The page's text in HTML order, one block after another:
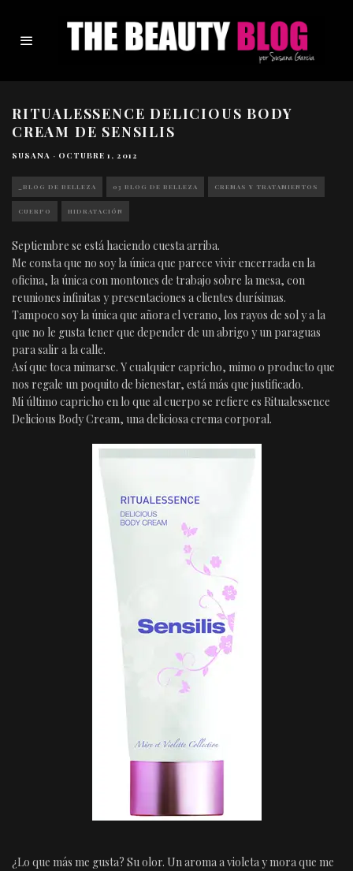
RITUALESSENCE DELICIOUS BODY
CREAM DE SENSILIS
SUSANA · OCTUBRE 1, 2012
_BLOG DE BELLEZA 03 BLOG DE BELLEZA CREMAS Y TRATAMIENTOS
CUERPO HIDRATACIÓN
Septiembre se está haciendo cuesta arriba.
Me consta que no soy la única que parece vivir encerrada en la
oficina, la única con montones de trabajo sobre la mesa, con
reuniones infinitas y presentaciones a clientes durísimas.
Tampoco soy la única que añora el verano, los rayos de sol y a la
que no le gusta tener que depender de un abrigo y un paraguas
para salir a la calle.
Así que toca mimarse. Y cualquier capricho, mimo o producto que
nos regale un poquito de bienestar, está más que justificado.
Mi último capricho en lo que al cuerpo se refiere es Ritualessence
Delicious Body Cream, una deliciosa crema corporal.
¿Lo que más me gusta? Su olor. Un aroma a violeta y mora que me